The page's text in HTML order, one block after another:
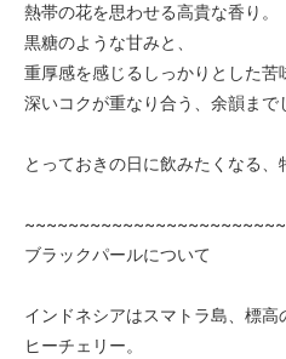
熱帯の花を思わせる高貴な香り。
黒糖のような甘みと、
重厚感を感じるしっかりとした苦
深いコクが重なり合う、余韻まで
とっておきの日に飲みたくなる、
~~~~~~~~~~~~~~~~~~~~~~~~
ブラックパールについて
インドネシアはスマトラ島、標
ヒーチェリー。